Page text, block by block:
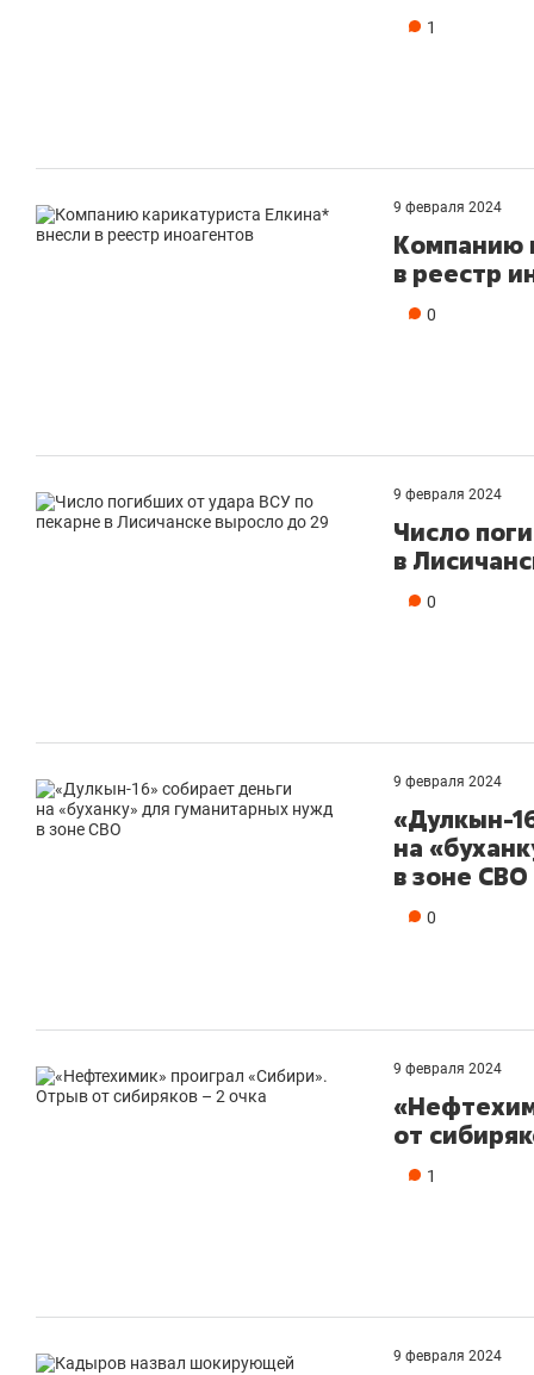
1
9 февраля 2024
Компанию
в реестр
0
9 февраля 2024
Число
в
0
9 февраля 2024
«Дулкын-
на
в зоне СВО
0
9 февраля 2024
от
1
9 февраля 2024